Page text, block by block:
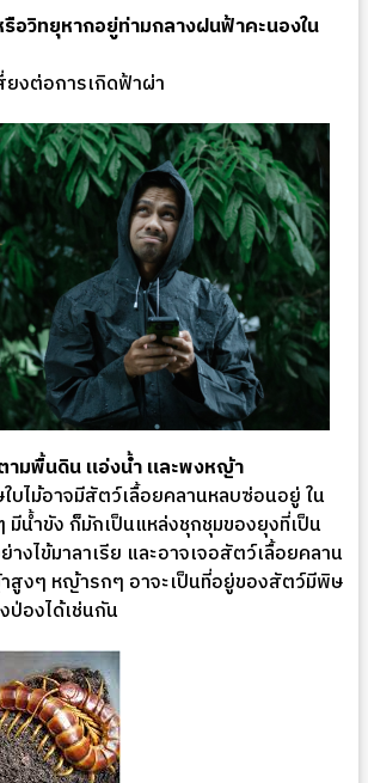
อวิทยุหากอยู่ท่ามกลางฝนฟ้าคะนองใน
งต่อการเกิดฟ้าผ่า
ามพื้นดิน แอ่งน้ำ และพงหญ้า
บไม้อาจมีสัตว์เลื้อยคลานหลบซ่อนอยู่ ใน
น้ำขัง ก็มักเป็นแหล่งชุกชุมของยุงที่เป็น
งไข้มาลาเรีย และอาจเจอสัตว์เลื้อยคลาน
งๆ หญ้ารกๆ อาจะเป็นที่อยู่ของสัตว์มีพิษ
ป่องได้เช่นกัน